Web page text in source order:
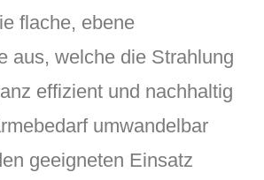
flache, ebene
aus, welche die Strahlung
effizient und nachhaltig
umwandelbar
geeigneten Einsatz